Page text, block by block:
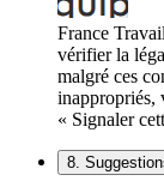
France
vérifier la
malgré ces
inappropriés,
« Signaler
8.